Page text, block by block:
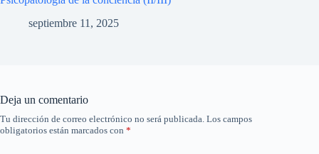
septiembre 11, 2025
Deja un comentario
Tu dirección de correo electrónico no será publicada. Los campos
obligatorios están marcados con *